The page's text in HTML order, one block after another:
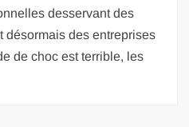
desservant des
désormais des entreprises
de choc est terrible, les